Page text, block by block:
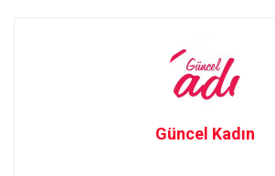
Güncel Kadın